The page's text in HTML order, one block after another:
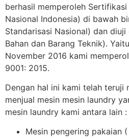
berhasil memperoleh Sertifikasi
Nasional Indonesia) di bawah
Standarisasi Nasional) dan diuji
Bahan dan Barang Teknik).
November 2016 kami
9001: 2015.
Dengan hal ini kami telah teruji
menjual mesin mesin laundry
mesin laundry kami antara lain :
Mesin pengering pakaian